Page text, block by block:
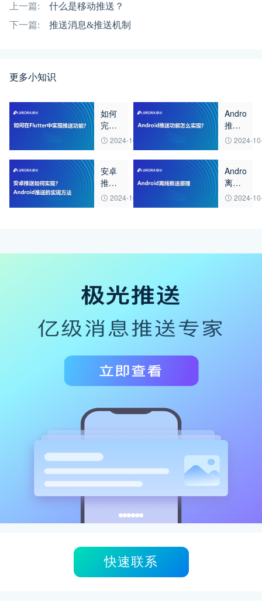
上一篇:
什么是移动推送？
下一篇:
推送消息&推送机制
更多小知识
如何
完成
Flutter
2024-10-15
Android
推送
功能2024-
安卓
推送
如何
的实
2024-10-15
Android
离线
推送2024-
快速联系